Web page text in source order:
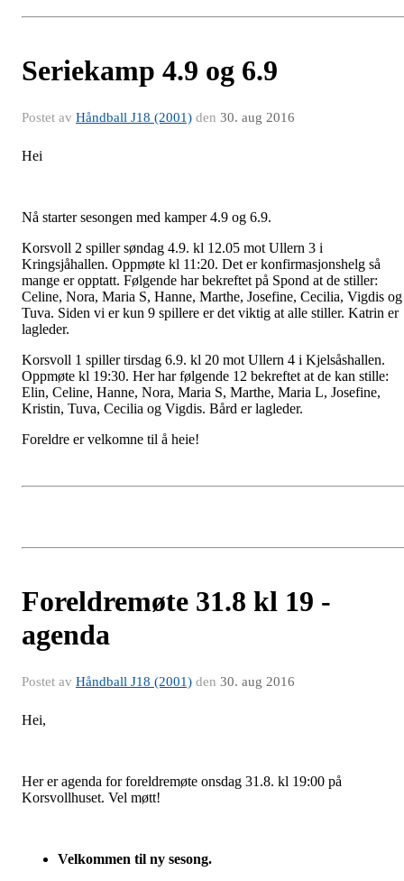
Seriekamp 4.9 og 6.9
Postet av Håndball J18 (2001) den 30. aug 2016
Hei
Nå starter sesongen med kamper 4.9 og 6.9.
Korsvoll 2 spiller søndag 4.9. kl 12.05 mot Ullern 3 i
Kringsjåhallen. Oppmøte kl 11:20. Det er konfirmasjonshelg så
mange er opptatt. Følgende har bekreftet på Spond at de stiller:
Celine, Nora, Maria S, Hanne, Marthe, Josefine, Cecilia, Vigdis og
Tuva. Siden vi er kun 9 spillere er det viktig at alle stiller. Katrin er
lagleder.
Korsvoll 1 spiller tirsdag 6.9. kl 20 mot Ullern 4 i Kjelsåshallen.
Oppmøte kl 19:30. Her har følgende 12 bekreftet at de kan stille:
Elin, Celine, Hanne, Nora, Maria S, Marthe, Maria L, Josefine,
Kristin, Tuva, Cecilia og Vigdis. Bård er lagleder.
Foreldre er velkomne til å heie!
Foreldremøte 31.8 kl 19 -
agenda
Postet av Håndball J18 (2001) den 30. aug 2016
Hei,
Her er agenda for foreldremøte onsdag 31.8. kl 19:00 på
Korsvollhuset. Vel møtt!
Velkommen til ny sesong.